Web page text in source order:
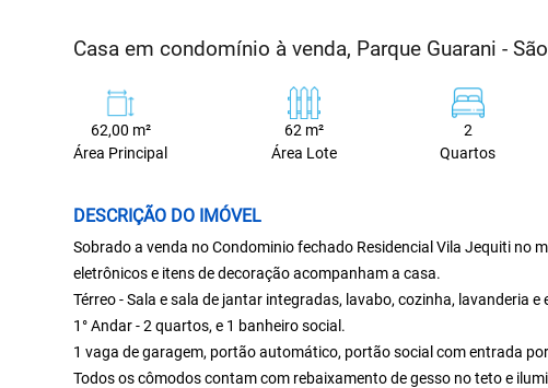
Casa em condomínio à venda, Parque Guarani -
62,00 m²
Área Principal
62 m²
Área Lote
2
Quartos
DESCRIÇÃO DO IMÓVEL
Sobrado a venda no Condominio fechado Residencial Vila Jequiti no
eletrônicos e itens de decoração acompanham a casa.
Térreo - Sala e sala de jantar integradas, lavabo, cozinha, lavanderia
1° Andar - 2 quartos, e 1 banheiro social.
1 vaga de garagem, portão automático, portão social com entrada
Todos os cômodos contam com rebaixamento de gesso no teto e